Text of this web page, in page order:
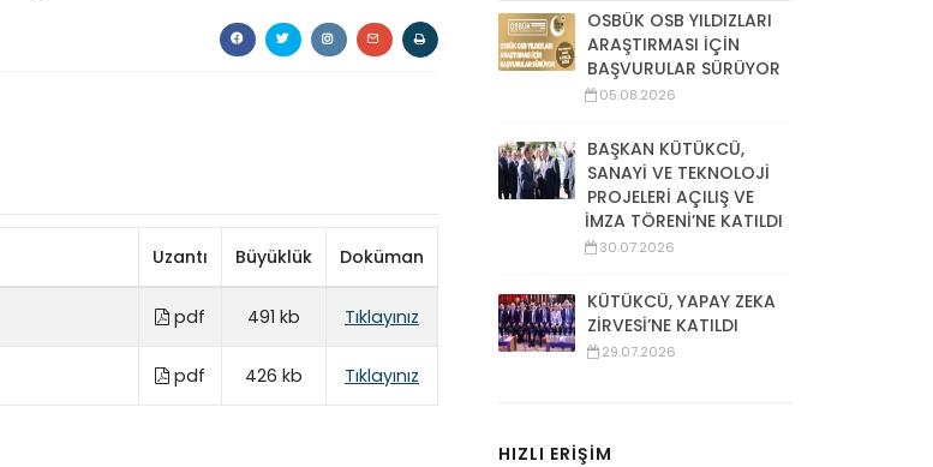
Uzantı Büyüklük Doküman
pdf 491 kb Tıklayınız
pdf 426 kb Tıklayınız
OSBÜK OSB YILDIZLARI
ARAŞTIRMASI İÇİN
BAŞVURULAR SÜRÜYOR
05.08.2026
BAŞKAN KÜTÜKCÜ,
SANAYİ VE TEKNOLOJİ
PROJELERİ AÇILIŞ VE
İMZA TÖRENİ’NE KATILDI
30.07.2026
KÜTÜKCÜ, YAPAY ZEKA
ZİRVESİ’NE KATILDI
29.07.2026
HIZLI ERİŞİM